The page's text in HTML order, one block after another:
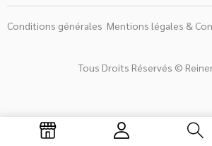
Conditions générales Mentions légales &
Tous Droits Réservés ©